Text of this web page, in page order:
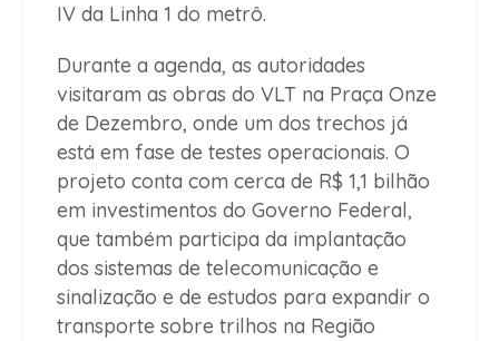
IV da Linha 1 do metrô.
Durante a agenda, as autoridades
visitaram as obras do VLT na Praça Onze
de Dezembro, onde um dos trechos já
está em fase de testes operacionais. O
projeto conta com cerca de R$ 1,1 bilhão
em investimentos do Governo Federal,
que também participa da implantação
dos sistemas de telecomunicação e
sinalização e de estudos para expandir o
transporte sobre trilhos na Região